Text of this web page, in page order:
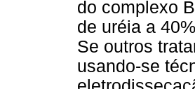
do complexo
de uréia a
Se outros
usando-se